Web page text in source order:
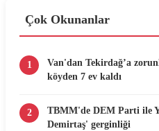
Çok Okunanlar
1
Van'dan Tekirdağ’a
köyden 7 ev kaldı
2
TBMM'de DEM Parti ile
Demirtaş' gerginliği